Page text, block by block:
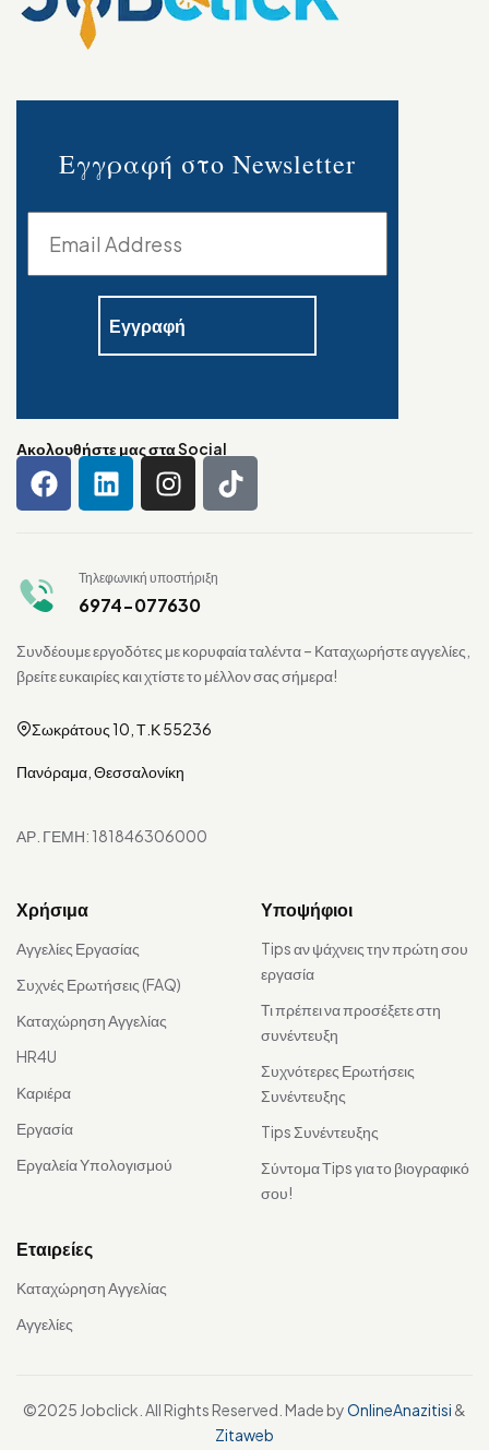
Εγγραφή στο Newsletter
Ακολουθήστε μας στα Social
Τηλεφωνική υποστήριξη
6974-077630
Συνδέουμε εργοδότες με κορυφαία ταλέντα – Καταχωρήστε αγγελίες,
βρείτε ευκαιρίες και χτίστε το μέλλον σας σήμερα!
Σωκράτους 10, Τ.Κ 55236
Πανόραμα, Θεσσαλονίκη
ΑΡ. ΓΕΜΗ: 181846306000
Χρήσιμα
Αγγελίες Εργασίας
Συχνές Ερωτήσεις (FAQ)
Καταχώρηση Αγγελίας
HR4U
Καριέρα
Εργασία
Εργαλεία Υπολογισμού
Υποψήφιοι
Tips αν ψάχνεις την πρώτη σου
εργασία
Τι πρέπει να προσέξετε στη
συνέντευξη
Συχνότερες Ερωτήσεις
Συνέντευξης
Tips Συνέντευξης
Σύντομα Τips για το βιογραφικό
σου!
Εταιρείες
Καταχώρηση Αγγελίας
Αγγελίες
©2025 Jobclick. All Rights Reserved. Made byOnlineAnazitisi &
Zitaweb